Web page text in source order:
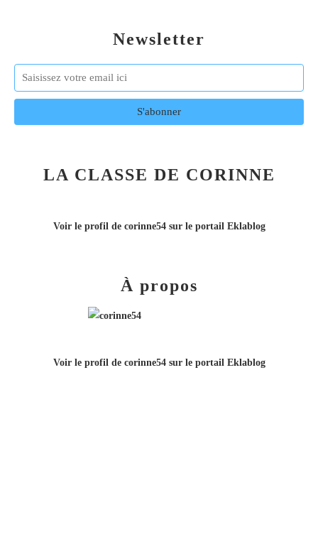
Newsletter
LA CLASSE DE CORINNE
Voir le profil de corinne54sur le portail Eklablog
À propos
Voir le profil de corinne54sur le portail Eklablog